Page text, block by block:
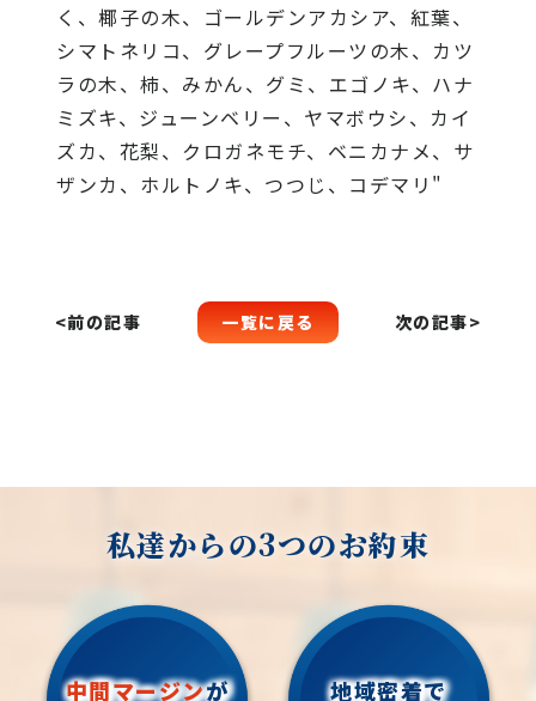
く、椰子の木、ゴールデンアカシア、紅葉、
シマトネリコ、グレープフルーツの木、カツ
ラの木、柿、みかん、グミ、エゴノキ、ハナ
ミズキ、ジューンベリー、ヤマボウシ、カイ
ズカ、花梨、クロガネモチ、ベニカナメ、サ
ザンカ、ホルトノキ、つつじ、コデマリ"
<前の記事 一覧に戻る 次の記事>
私達からの3つのお約束
中間マージンが 地域密着で